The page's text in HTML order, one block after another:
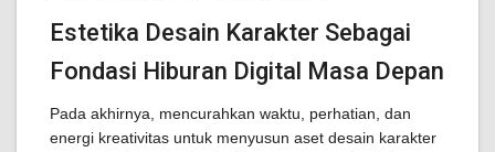
Estetika Desain Karakter Sebagai
Fondasi Hiburan Digital Masa Depan
Pada akhirnya, mencurahkan waktu, perhatian, dan
energi kreativitas untuk menyusun aset desain karakter